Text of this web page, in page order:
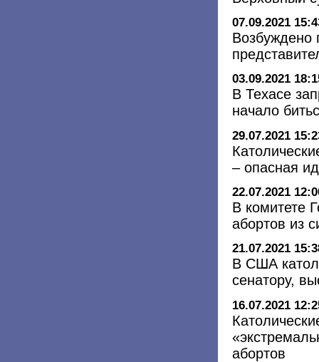
07.09.2021
Возбуждено
03.09.2021
В Техасе
начало
29.07.2021
– опасная
22.07.2021
В комитете
абортов из
21.07.2021
В США
сенатору,
16.07.2021
абортов